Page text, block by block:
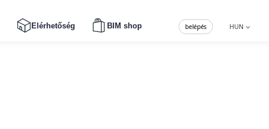
Elérhetőség BIM shop HUN
belépés